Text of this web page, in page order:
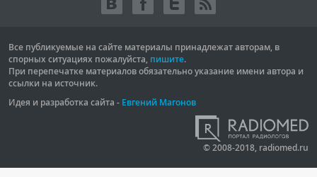
Все публикуемые на сайте материалы принадлежат авторам, в
спорных ситуациях пожалуйста, пишите.
При перепечатке материалов обязательно указание имени автора и
ссылки на источник.
Идея и разработка сайта - Евгений Магонов
© 2008-2018, radiomed.ru